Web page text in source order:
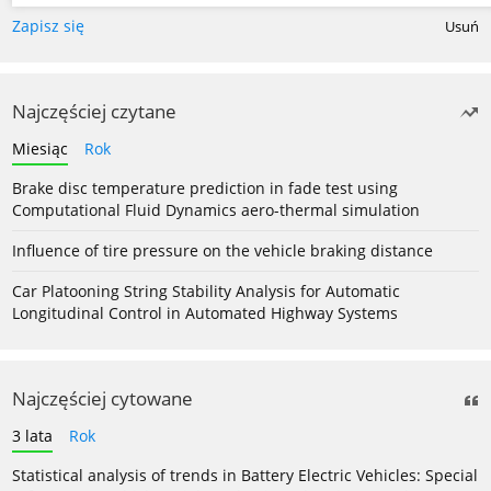
Zapisz się Usuń
Najczęściej czytane
Miesiąc
Rok
Brake disc temperature prediction in fade test using
Computational Fluid Dynamics aero-thermal simulation
Influence of tire pressure on the vehicle braking distance
Car Platooning String Stability Analysis for Automatic
Longitudinal Control in Automated Highway Systems
Najczęściej cytowane
3 lata
Rok
Statistical analysis of trends in Battery Electric Vehicles: Special